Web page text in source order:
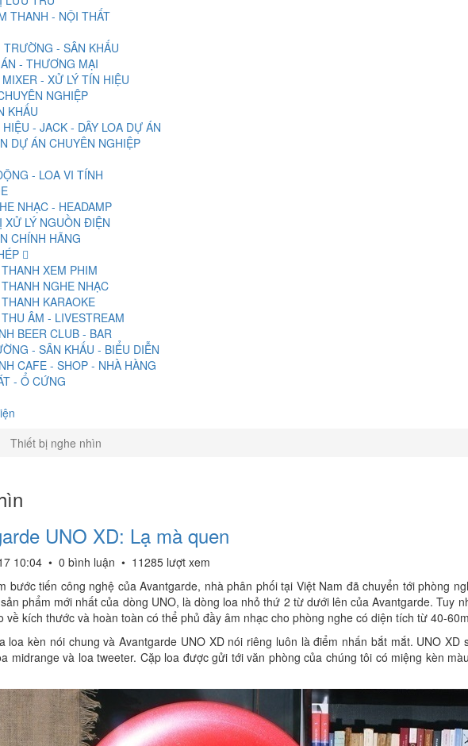
THANH - NỘI THẤT
TRƯỜNG - SÂN KHẤU
- THƯƠNG MẠI
- XỬ LÝ TÍN HIỆU
NGHIỆP
KHẤU
- JACK - DÂY LOA DỰ ÁN
DỰ ÁN CHUYÊN NGHIỆP
- LOA VI TÍNH
NHẠC - HEADAMP
XỬ LÝ NGUỒN ĐIỆN
CHÍNH HÃNG
XEM PHIM
NGHE NHẠC
KARAOKE
ÂM - LIVESTREAM
BEER CLUB - BAR
- SÂN KHẤU - BIỂU DIỄN
CAFE - SHOP - NHÀ HÀNG
- Ổ CỨNG
Thiết bị nghe nhìn
UNO XD: Lạ mà quen
10:04 • 0 bình luận • 11285 lượt xem
bước tiến công nghệ của Avantgarde, nhà phân phối tại Việt Nam đã chuyển tới phòng
phẩm mới nhất của dòng UNO, là dòng loa nhỏ thứ 2 từ dưới lên của Avantgarde. Tuy
về kích thước và hoàn toàn có thể phủ đầy âm nhạc cho phòng nghe có diện tích từ 40-
loa kèn nói chung và Avantgarde UNO XD nói riêng luôn là điểm nhấn bắt mắt. UNO XD
midrange và loa tweeter. Cặp loa được gửi tới văn phòng của chúng tôi có miệng kèn